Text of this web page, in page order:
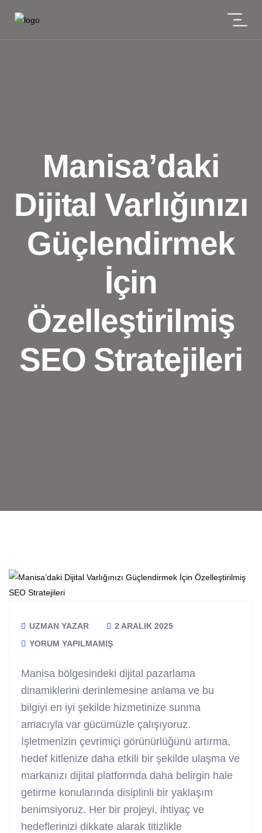
Manisa’daki
Dijital Varlığınızı
Güçlendirmek
İçin
Özelleştirilmiş
SEO Stratejileri
UZMAN YAZAR
2 ARALIK 2025
YORUM YAPILMAMIŞ
Manisa bölgesindeki dijital pazarlama
dinamiklerini derinlemesine anlama ve bu
bilgiyi en iyi şekilde hizmetinize sunma
amacıyla var gücümüzle çalışıyoruz.
İşletmenizin çevrimiçi görünürlüğünü artırma,
hedef kitlenize daha etkili bir şekilde ulaşma ve
markanızı dijital platformda daha belirgin hale
getirme konularında disiplinli bir yaklaşım
benimsiyoruz. Her bir projeyi, ihtiyaç ve
hedeflerinizi dikkate alarak titizlikle